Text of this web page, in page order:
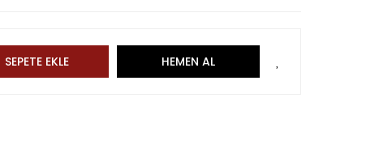
SEPETE EKLE HEMEN AL